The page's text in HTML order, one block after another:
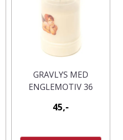
GRAVLYS MED
ENGLEMOTIV 36
45,-